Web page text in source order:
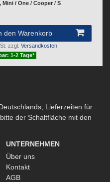
/ One / Cooper / S
den Warenkorb
zzgl.Versandkosten
1-2 Tage*
Lieferzeiten für
der Schaltfläche mit den
UNTERNEHMEN
Über uns
Kontakt
AGB